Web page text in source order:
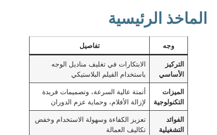
الماخذ الرئيسية
وجه
تفاصيل
التركيز
الأساسي
الابتكارات في تغليف مناديل الوجه
باستخدام الفيلم البلاستيكي
الميزات
التكنولوجية
أتمتة عالية السرعة، وتصميمات فريدة
لإزالة الأفلام، وحماية عزم الدوران
الفوائد
التشغيلية
تعزيز الكفاءة وسهولة الاستخدام وخفض
تكاليف العمالة